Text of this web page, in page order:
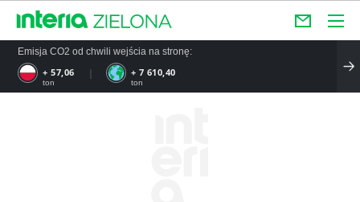
Emisja CO2 od chwili wejścia na stronę:
+ 57,06
ton
+ 7 610,40
ton